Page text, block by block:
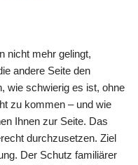
nicht mehr gelingt,
andere Seite den
wie schwierig es ist, ohne
zu kommen – und wie
Ihnen zur Seite. Das
durchzusetzen. Ziel
Der Schutz familiärer